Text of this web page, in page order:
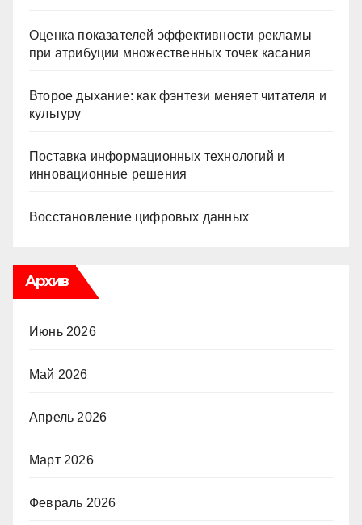
Оценка показателей эффективности рекламы
при атрибуции множественных точек касания
Второе дыхание: как фэнтези меняет читателя и
культуру
Поставка информационных технологий и
инновационные решения
Восстановление цифровых данных
Архив
Июнь 2026
Май 2026
Апрель 2026
Март 2026
Февраль 2026